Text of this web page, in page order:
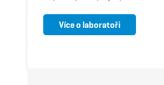
Více o laboratoři